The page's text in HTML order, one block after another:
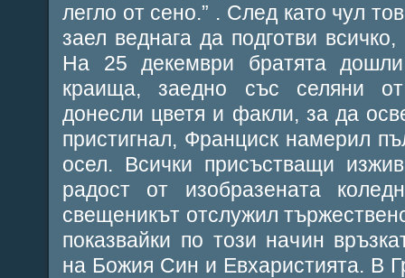
легло от сено.” . След като чул
заел веднага да подготви
На 25 декември братята
краища, заедно със селяни
донесли цветя и факли, за да
пристигнал, Франциск намерил
осел. Всички присъстващи
радост от изобразената
свещеникът отслужил
показвайки по този начин
на Божия Син и Евхаристията. В